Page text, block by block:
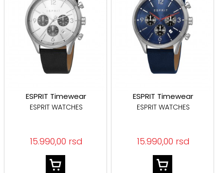
ESPRIT Timewear
ESPRIT WATCHES
15.990,00 rsd
ESPRIT Timewear
ESPRIT WATCHES
15.990,00 rsd